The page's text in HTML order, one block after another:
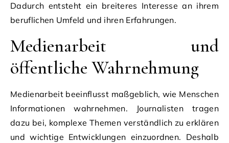
Dadurch entsteht ein breiteres Interesse an ihrem
beruflichen Umfeld und ihren Erfahrungen.
Medienarbeit und
öffentliche Wahrnehmung
Medienarbeit beeinflusst maßgeblich, wie Menschen
Informationen wahrnehmen. Journalisten tragen
dazu bei, komplexe Themen verständlich zu erklären
und wichtige Entwicklungen einzuordnen. Deshalb